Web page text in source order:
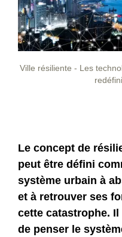
Ville résiliente - Les
Le concept de
peut être défini
système urbain à
et à retrouver ses
cette catastrophe. Il
de penser le